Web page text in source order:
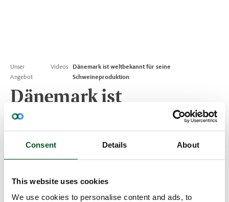
Consent Details About
This website uses cookies
We use cookies to personalise content and ads, to
Unser
Angebot
Videos
Dänemark ist weltbekannt für seine
Schweineproduktion
Dänemark ist
weltbekannt für seine
Schweineproduktion
Diese Betriebsbesichtigung vermittelt
Schweineproduktion.